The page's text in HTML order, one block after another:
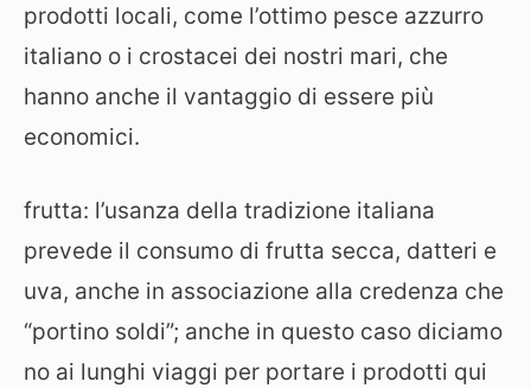
prodotti locali, come l’ottimo pesce azzurro
italiano o i crostacei dei nostri mari, che
hanno anche il vantaggio di essere più
economici.
frutta: l’usanza della tradizione italiana
prevede il consumo di frutta secca, datteri e
uva, anche in associazione alla credenza che
“portino soldi”; anche in questo caso diciamo
no ai lunghi viaggi per portare i prodotti qui